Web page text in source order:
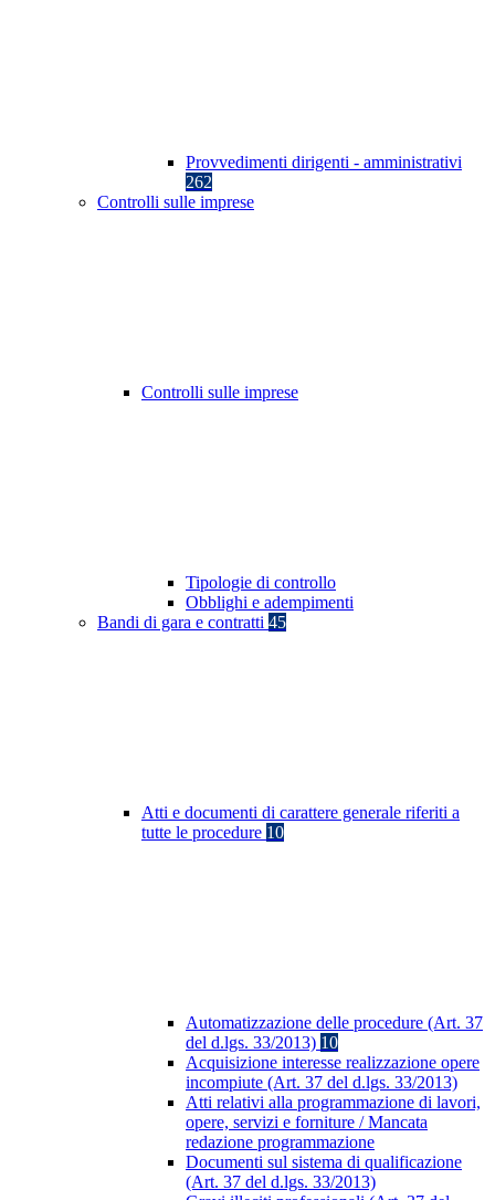
Provvedimenti dirigenti - amministrativi
262
Controlli sulle imprese
Controlli sulle imprese
Tipologie di controllo
Obblighi e adempimenti
Bandi di gara e contratti 45
Atti e documenti di carattere generale riferiti a
tutte le procedure 10
Automatizzazione delle procedure (Art. 37
del d.lgs. 33/2013) 10
Acquisizione interesse realizzazione opere
incompiute (Art. 37 del d.lgs. 33/2013)
Atti relativi alla programmazione di lavori,
opere, servizi e forniture / Mancata
redazione programmazione
Documenti sul sistema di qualificazione
(Art. 37 del d.lgs. 33/2013)